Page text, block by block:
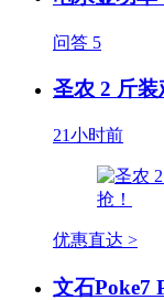
问答 5
圣农 2 斤装
21小时前
优惠直达 >
文石Poke7